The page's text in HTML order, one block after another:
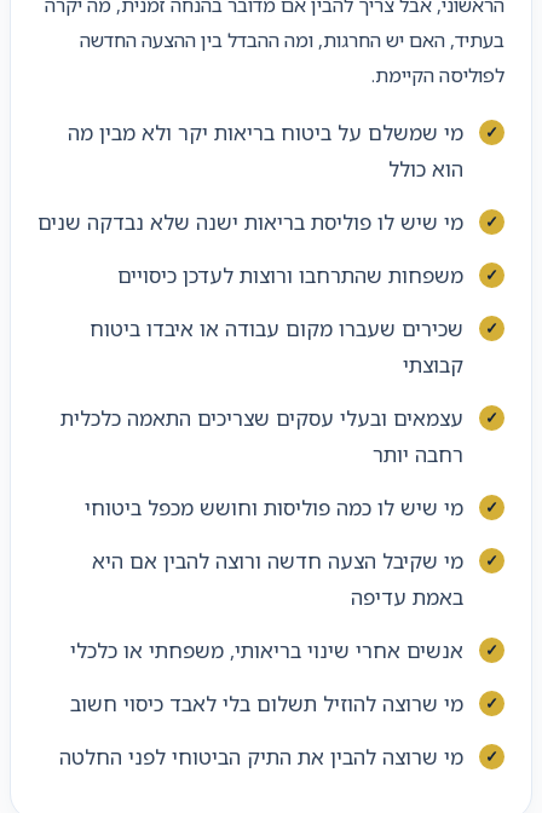
בעתיד, האם יש החרגות, ומה ההבדל בין ההצעה החדשה
לפוליסה הקיימת.
מי שמשלם על ביטוח בריאות יקר ולא מבין מה
הוא כולל
מי שיש לו פוליסת בריאות ישנה שלא נבדקה שנים
משפחות שהתרחבו ורוצות לעדכן כיסויים
שכירים שעברו מקום עבודה או איבדו ביטוח
קבוצתי
עצמאים ובעלי עסקים שצריכים התאמה כלכלית
רחבה יותר
מי שיש לו כמה פוליסות וחושש מכפל ביטוחי
מי שקיבל הצעה חדשה ורוצה להבין אם היא
באמת עדיפה
אנשים אחרי שינוי בריאותי, משפחתי או כלכלי
מי שרוצה להוזיל תשלום בלי לאבד כיסוי חשוב
מי שרוצה להבין את התיק הביטוחי לפני החלטה